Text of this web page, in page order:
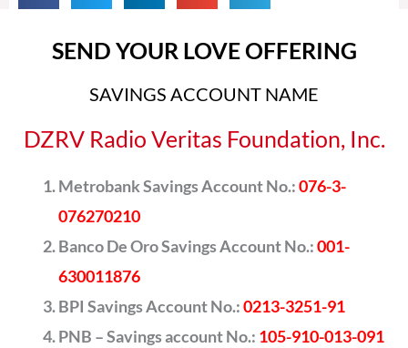
SEND YOUR LOVE OFFERING
SAVINGS ACCOUNT NAME
DZRV Radio Veritas Foundation, Inc.
Metrobank Savings Account No.:076-3-
076270210
Banco De Oro Savings Account No.:001-
630011876
BPI Savings Account No.:0213-3251-91
PNB – Savings account No.: 105-910-013-091